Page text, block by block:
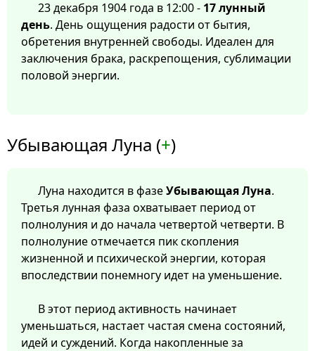
23 декабря 1904 года в 12:00 - 17 лунный
день. День ощущения радости от бытия,
обретения внутренней свободы. Идеален для
заключения брака, раскрепощения, сублимации
половой энергии.
Убывающая Луна (+)
Луна находится в фазеУбывающая Луна.
Третья лунная фаза охватывает период от
полнолуния и до начала четвертой четверти. В
полнолуние отмечается пик скопления
жизненной и психической энергии, которая
впоследствии понемногу идет на уменьшение.
В этот период активность начинает
уменьшаться, настает частая смена состояний,
идей и суждений. Когда накопленные за